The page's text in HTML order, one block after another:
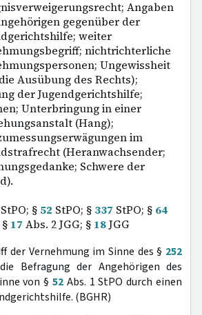
Angaben
gegenüber der
weiter
nichtrichterliche
Ungewissheit
Ausübung des Rechts);
der Jugendgerichtshilfe;
Unterbringung in einer
(Hang);
im
(Heranwachsender;
Schwere der
StPO; § 52 StPO; § 337 StPO; § 64
17 Abs. 2 JGG; § 18JGG
der Vernehmung im Sinne des § 252
Befragung der Angehörigen des
von § 52 Abs. 1 StPO durch einen
(BGHR)